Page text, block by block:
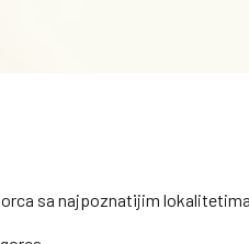
sa najpoznatijim